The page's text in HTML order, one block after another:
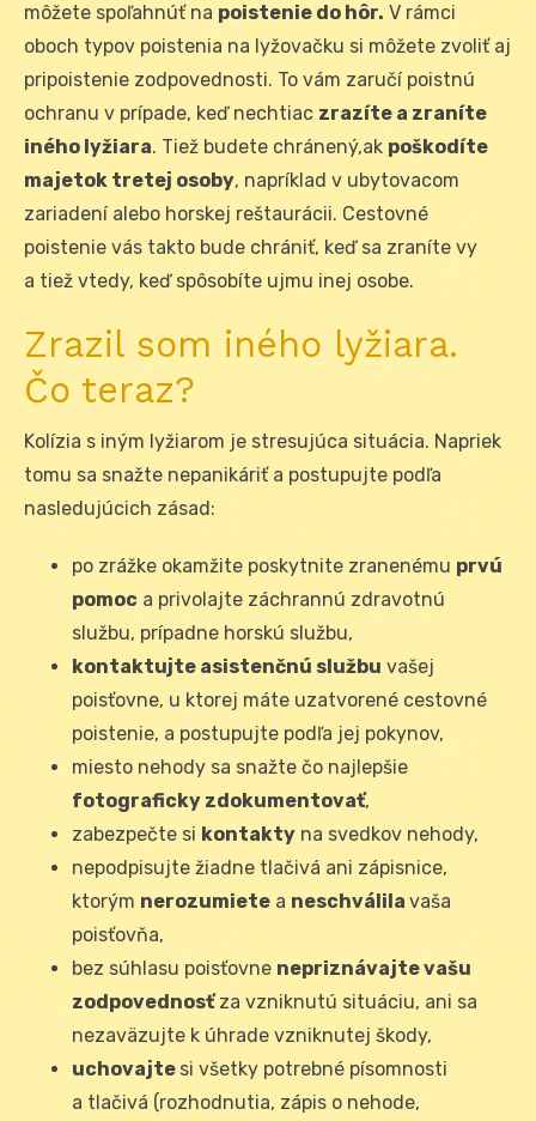
môžete spoľahnúť na poistenie do hôr. V rámci
oboch typov poistenia na lyžovačku si môžete zvoliť aj
pripoistenie zodpovednosti. To vám zaručí poistnú
ochranu v prípade, keď nechtiac zrazíte a zraníte
iného lyžiara. Tiež budete chránený,ak poškodíte
majetok tretej osoby, napríklad v ubytovacom
zariadení alebo horskej reštaurácii. Cestovné
poistenie vás takto bude chrániť, keď sa zraníte vy
a tiež vtedy, keď spôsobíte ujmu inej osobe.
Zrazil som iného lyžiara.
Čo teraz?
Kolízia s iným lyžiarom je stresujúca situácia. Napriek
tomu sa snažte nepanikáriť a postupujte podľa
nasledujúcich zásad:
po zrážke okamžite poskytnite zranenému prvú
pomoc a privolajte záchrannú zdravotnú
službu, prípadne horskú službu,
kontaktujte asistenčnú službu vašej
poisťovne, u ktorej máte uzatvorené cestovné
poistenie, a postupujte podľa jej pokynov,
miesto nehody sa snažte čo najlepšie
fotograficky zdokumentovať,
zabezpečte si kontakty na svedkov nehody,
nepodpisujte žiadne tlačivá ani zápisnice,
ktorým nerozumiete a neschválila vaša
poisťovňa,
bez súhlasu poisťovne nepriznávajte vašu
zodpovednosťza vzniknutú situáciu, ani sa
nezaväzujte k úhrade vzniknutej škody,
uchovajte si všetky potrebné písomnosti
a tlačivá (rozhodnutia, zápis o nehode,